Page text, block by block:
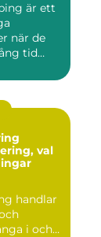
är ett
när de
tid
handlar
i och